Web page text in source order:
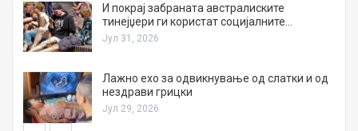
И покрај забраната австралиските
тинејџери ги користат социјалните…
Јул 31, 2026
Лажно ехо за одвикнување од слатки и од
нездрави грицки
Јул 29, 2026